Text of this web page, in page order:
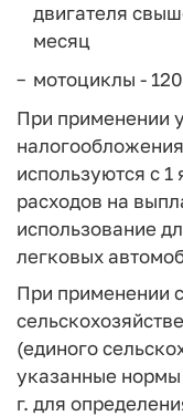
двигателя
месяц
мотоциклы -
При применении
используются с
расходов на
использование
легковых
При применении
(единого
указанные нормы
г. для